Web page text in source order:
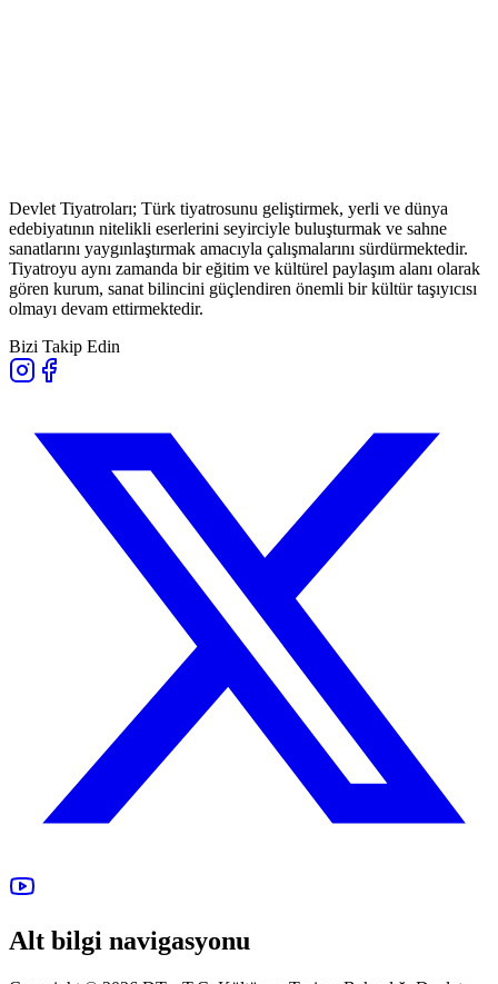
Devlet Tiyatroları; Türk tiyatrosunu geliştirmek, yerli ve dünya
edebiyatının nitelikli eserlerini seyirciyle buluşturmak ve sahne
sanatlarını yaygınlaştırmak amacıyla çalışmalarını sürdürmektedir.
Tiyatroyu aynı zamanda bir eğitim ve kültürel paylaşım alanı olarak
gören kurum, sanat bilincini güçlendiren önemli bir kültür taşıyıcısı
olmayı devam ettirmektedir.
Bizi Takip Edin
Alt bilgi navigasyonu